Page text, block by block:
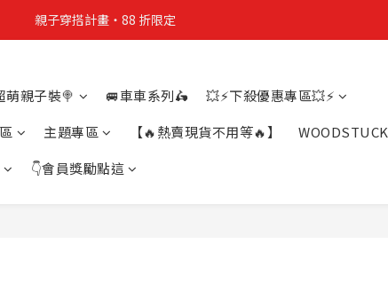
親子穿搭計畫・88 折限定
親子穿搭計畫・88 折限定
送雨傘☂️！【這把傘，大概率不是你在撐☂️】
親子穿搭計畫・88 折限定
萌親子裝🍭 🚐車車系列🛵
💥⚡下殺優惠專區💥⚡
主題專區 【🔥熱賣現貨不用等🔥】
WOODSTUCK
👇會員獎勵點這